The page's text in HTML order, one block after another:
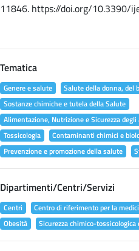
11846. https://doi.org/10.3390/
Tematica
Genere e salute
Salute della donna, del
Sostanze chimiche e tutela della Salute
Alimentazione, Nutrizione e Sicurezza
Tossicologia
Contaminanti chimici e
Prevenzione e promozione della salute
Dipartimenti/Centri/Servizi
Centri Centro di riferimento per la
Obesità
Sicurezza chimico-